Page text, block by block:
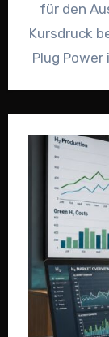
für den
Kursdruck
Plug